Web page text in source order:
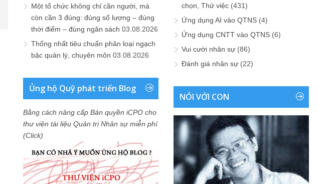
Một tổ chức không chỉ cần người, mà
còn cần 3 đúng: đúng số lượng – đúng
thời điểm – đúng ngân sách 03.08.2026
Thống nhất tiêu chuẩn phân loại ngạch
bậc quản lý, chuyên môn 03.08.2026
Ủng hộ Quỹ phát triển Blog
Bằng cách nâng cấp Bản quyền iCPO cho
thư viện tài liệu Quản trị Nhân sự miễn phí
(Click)
chọn, Thử việc (431)
Ứng dụng AI vào QTNS (4)
Ứng dụng CNTT vào QTNS (6)
Vui cười nhân sự (86)
Đánh giá nhân sự (22)
NÓI VỚI CON